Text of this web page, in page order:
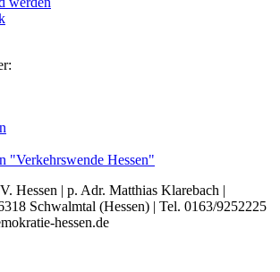
"Verkehrswende Hessen"
Hessen | p. Adr. Matthias Klarebach |
Schwalmtal (Hessen) | Tel. 0163/9252225
hessen.de